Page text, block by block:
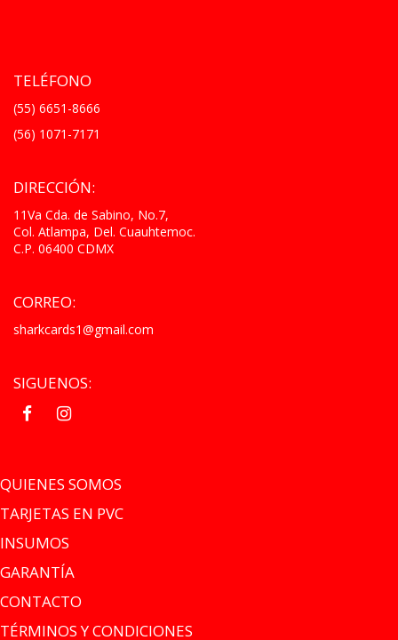
TELÉFONO
(55) 6651-8666
(56) 1071-7171
DIRECCIÓN:
11Va Cda. de Sabino, No.7,
Col. Atlampa, Del. Cuauhtemoc.
C.P. 06400 CDMX
CORREO:
sharkcards1@gmail.com
SIGUENOS:
QUIENES SOMOS
TARJETAS EN PVC
INSUMOS
GARANTÍA
CONTACTO
TÉRMINOS Y CONDICIONES